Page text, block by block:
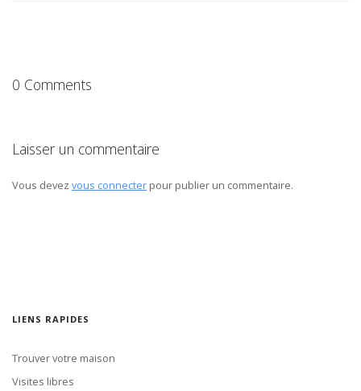
0 Comments
Laisser un commentaire
Vous devez vous connecter pour publier un commentaire.
LIENS RAPIDES
Trouver votre maison
Visites libres